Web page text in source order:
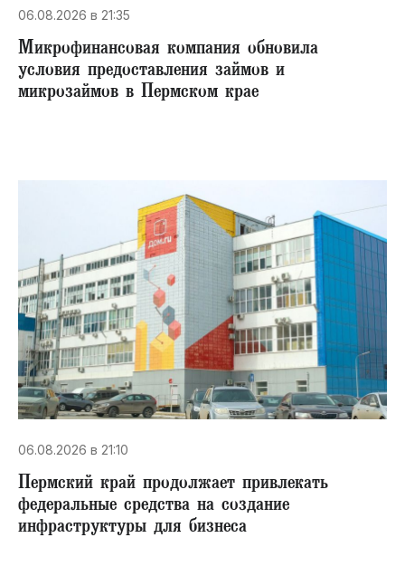
06.08.2026 в 21:35
Микрофинансовая компания обновила
условия предоставления займов и
микрозаймов в Пермском крае
06.08.2026 в 21:10
Пермский край продолжает привлекать
федеральные средства на создание
инфраструктуры для бизнеса